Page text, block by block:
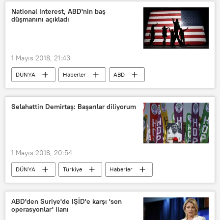
Polisario Cephesi
National Interest, ABD'nin baş
düşmanını açıkladı
1 Mayıs 2018, 21:43
DÜNYA Haberler
ABD
The National Interest (NI)
Selahattin Demirtaş: Başarılar diliyorum
1 Mayıs 2018, 20:54
DÜNYA Türkiye
Haberler
POLİTİKA
TÜRKİYE
Selahattin Demirtaş
Sırrı Süreyya Önder
ABD'den Suriye'de IŞİD'e karşı 'son
operasyonlar' ilanı